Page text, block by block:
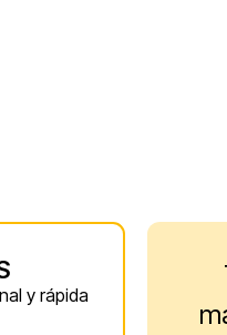
y rápida